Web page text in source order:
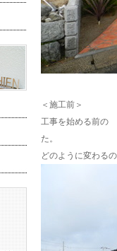
＜施工前＞
工事を始める前の
た。
どのように変わる